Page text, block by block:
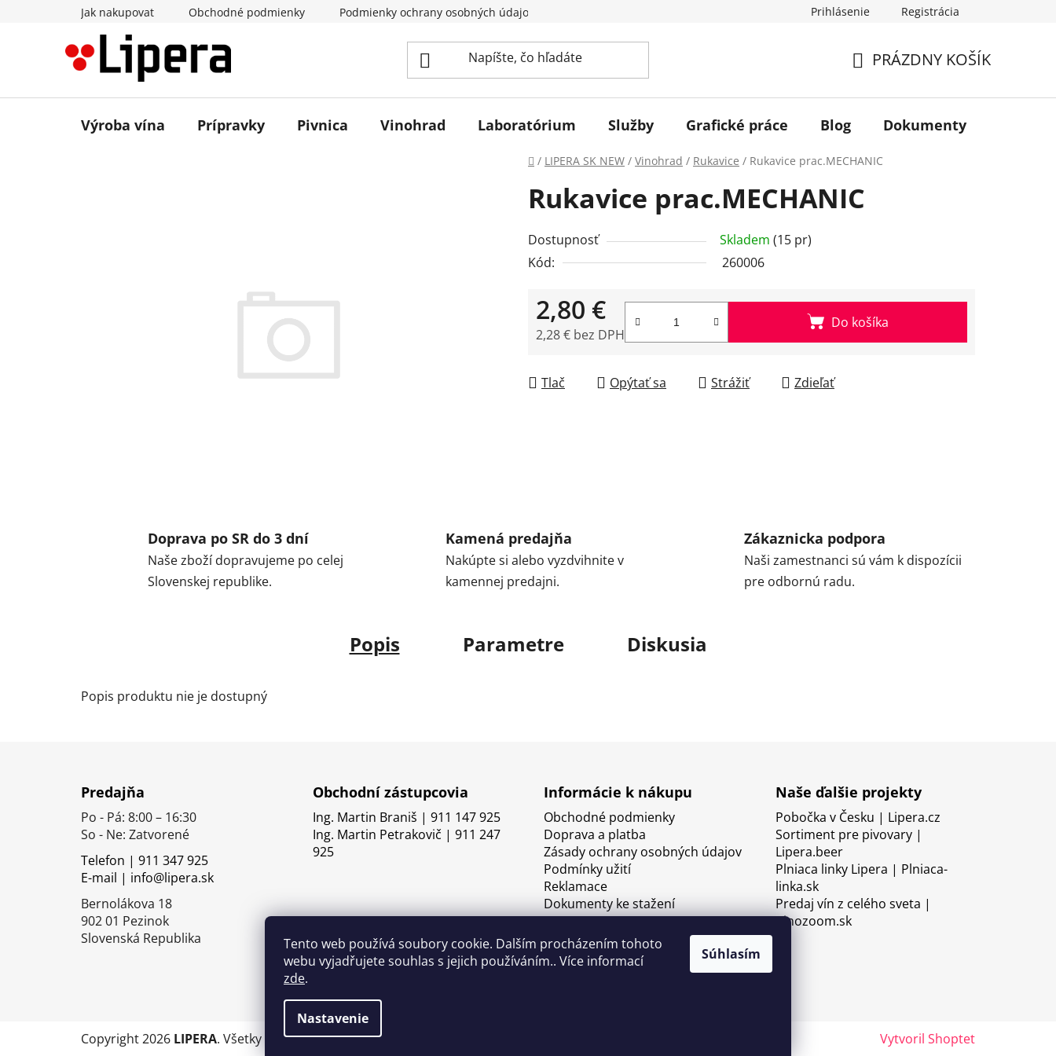
Tento web používá soubory cookie. Dalším procházením tohoto
webu vyjadřujete souhlas s jejich používáním.. Více informací
zde.
Nastavenie
Súhlasím
Jak nakupovat Obchodné podmienky Podmienky ochrany osobných údajov Prihlásenie Registrácia
KOŠÍK
PRÁZDNY KOŠÍK
Výroba vína Prípravky Pivnica Vinohrad Laboratórium Služby Grafické práce Blog Dokumenty
Domov
/ LIPERA SK NEW / Vinohrad / Rukavice / Rukavice prac.MECHANIC
Rukavice prac.MECHANIC
Dostupnosť Skladem (15 pr)
Kód:
260006
2,80 €
2,28 € bez DPH
Do košíka
Tlač Opýtať sa Strážiť Zdieľať
Doprava po SR do 3 dní
Naše zboží dopravujeme po celej
Slovenskej republike.
Kamená predajňa
Nakúpte si alebo vyzdvihnite v
kamennej predajni.
Zákaznicka podpora
Naši zamestnanci sú vám k dispozícii
pre odbornú radu.
Popis Parametre Diskusia
Popis produktu nie je dostupný
Predajňa
Po - Pá: 8:00 – 16:30
So - Ne: Zatvorené
Telefon | 911 347 925
E-mail | info@lipera.sk
Bernolákova 18
902 01 Pezinok
Slovenská Republika
Obchodní zástupcovia
Ing. Martin Braniš | 911 147 925
Ing. Martin Petrakovič | 911 247
925
Informácie k nákupu
Obchodné podmienky
Doprava a platba
Zásady ochrany osobných údajov
Podmínky užití
Reklamace
Dokumenty ke stažení
Naše ďalšie projekty
Pobočka v Česku | Lipera.cz
Sortiment pre pivovary |
Lipera.beer
Plniaca linky Lipera | Plniaca-
linka.sk
Predaj vín z celého sveta |
Vinozoom.sk
Vytvoril Shoptet
Copyright 2026 LIPERA. Všetky práva vyhradené.